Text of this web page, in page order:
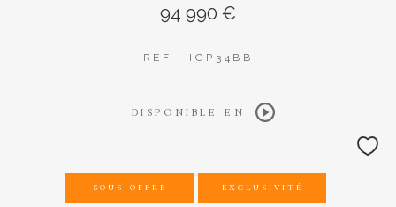
94 990 €
REF : IGP34BB
DISPONIBLE EN
SOUS-OFFRE EXCLUSIVITÉ